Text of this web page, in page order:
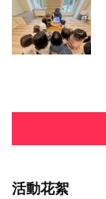
活動花絮